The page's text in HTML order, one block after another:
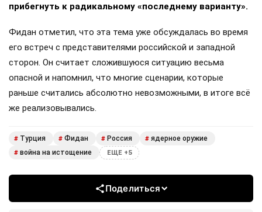
прибегнуть к радикальному «последнему варианту».
Фидан отметил, что эта тема уже обсуждалась во время
его встреч с представителями российской и западной
сторон. Он считает сложившуюся ситуацию весьма
опасной и напомнил, что многие сценарии, которые
раньше считались абсолютно невозможными, в итоге всё
же реализовывались.
# Турция # Фидан # Россия # ядерное оружие
# война на истощение ЕЩЕ +5
Поделиться